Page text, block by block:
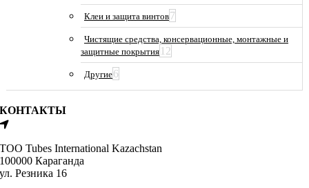
Клеи и защита винтов7
Чистящие средства, консервационные, монтажные и
защитные покрытия 12
Другие6
КОНТАКТЫ
ТОО Tubes International Kazachstan
100000 Караганда
ул. Резника 16